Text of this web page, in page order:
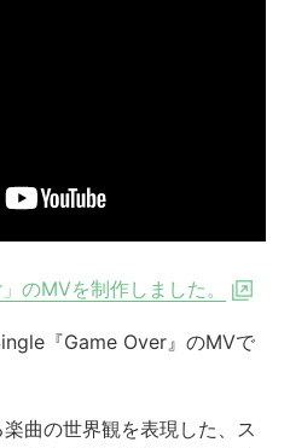
のMVを制作しました。
『Game Over』のMVで
曲の世界観を表現した、ス